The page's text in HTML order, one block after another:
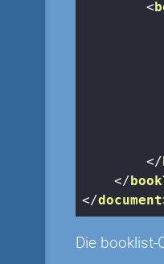
<
</
</
</document
Die booklist-